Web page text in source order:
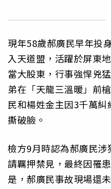
現年58歲郝廣民早年投
入天道盟，活躍於屏東
當大股東，行事強悍兇
弟在「天龍三溫暖」前
民和楊姓金主因3千萬
撕破臉。
檢方9月時認為郝廣民
請羈押禁見，最終因罹
是，郝廣民事故現場還